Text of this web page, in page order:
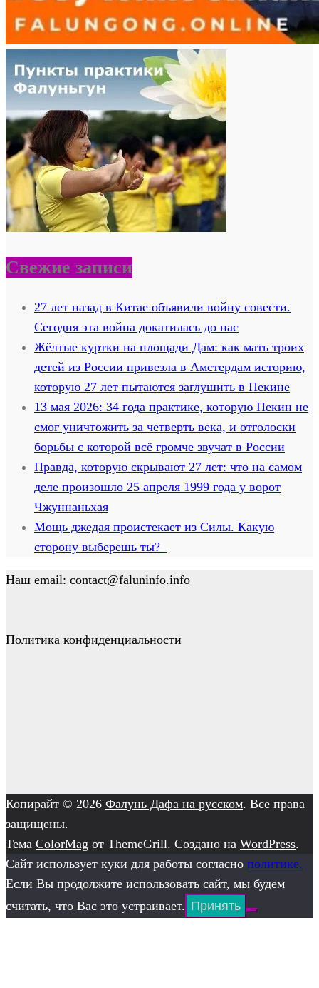
Свежие записи
27 лет назад в Китае объявили войну совести.
Сегодня эта война докатилась до нас
Жёлтые куртки на площади Дам: как мать троих
детей из России привезла в Амстердам историю,
которую 27 лет пытаются заглушить в Пекине
13 мая 2026: 34 года практике, которую Пекин не
смог уничтожить за четверть века, и отголоски
борьбы с которой всё громче звучат в России
Правда, которую скрывают 27 лет: что на самом
деле произошло 25 апреля 1999 года у ворот
Чжуннаньхая
Мощь джедая проистекает из Силы. Какую
сторону выберешь ты?
Наш email: contact@faluninfo.info
Политика конфиденциальности
Копирайт © 2026 Фалунь Дафа на русском. Все права
защищены.
Тема ColorMag от ThemeGrill. Создано на WordPress.
Сайт использует куки для работы согласно политике.
Если Вы продолжите использовать сайт, мы будем
считать, что Вас это устраивает. Принять